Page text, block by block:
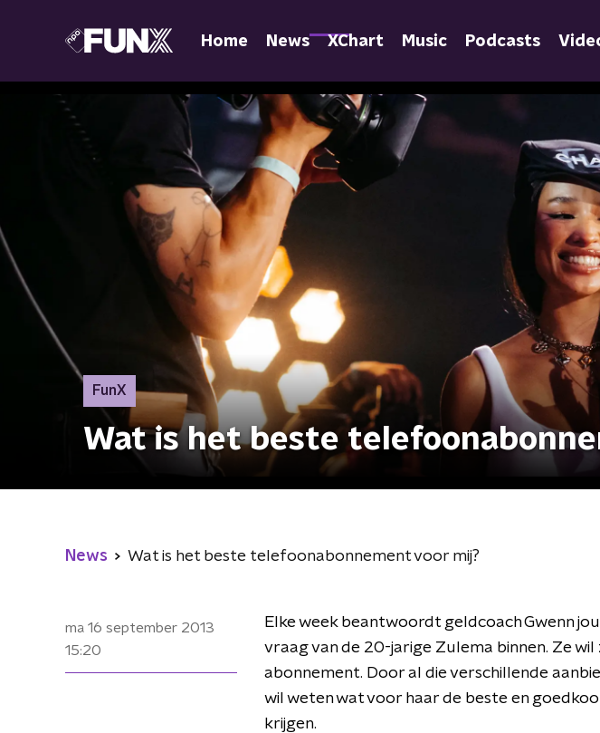
Home News XChart Music Podcasts
FunX
Wat is het beste
News Wat is het beste telefoonabonnement voor mij?
ma 16 september 2013
15:20
Elke week beantwoordt geldcoach Gwenn
vraag van de 20-jarige Zulema binnen. Ze
abonnement. Door al die verschillende
wil weten wat voor haar de beste en
krijgen.